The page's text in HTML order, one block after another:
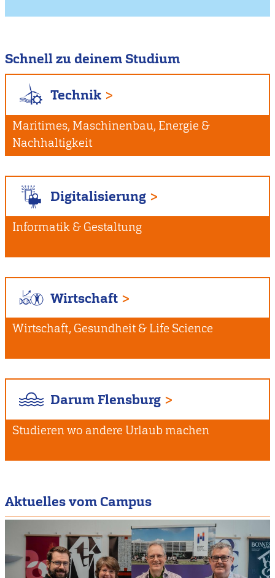
Schnell zu deinem Studium
Technik
Maritimes, Maschinenbau, Energie &
Nachhaltigkeit
Digitalisierung
Informatik & Gestaltung
Wirtschaft
Wirtschaft, Gesundheit & Life Science
Darum Flensburg
Studieren wo andere Urlaub machen
Aktuelles vom Campus